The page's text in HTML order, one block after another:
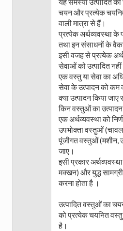
चयन और प्रत्येक
वाली मात्रा से हैं।
प्रत्येक अर्थव्यवस्था के
तथा इन संसाधनों के
इसी वजह से प्रत्येक
सेवाओं को उत्पादित
एक वस्तु या सेवा का
सेवा के उत्पादन को
क्या उत्पादन किया
किन वस्तुओं का उत्पादन
एक अर्थव्यवस्था को
उपभोक्ता वस्तुओं
पूंजीगत वस्तुओं (मशीन,
जाए।
इसी प्रकार
मक्खन) और युद्ध
करना होता है ।
उत्पादित वस्तुओं का
को प्रत्येक चयनित वस्तु
है।